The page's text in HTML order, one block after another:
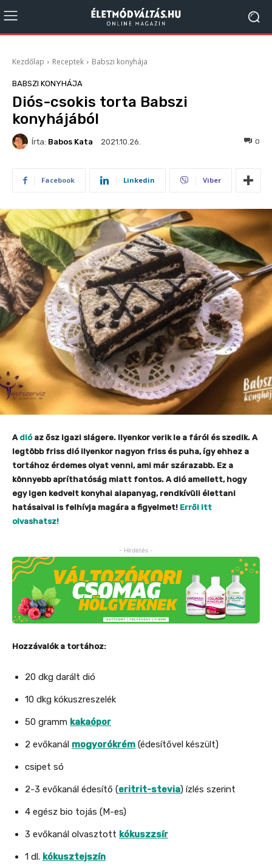
Kezdőlap Receptek Babszi konyhája
BABSZI KONYHÁJA
Diós-csokis torta Babszi
konyhájából
Írta: Babos Kata 2021.10.26. 0
Facebook Linkedin Viber
A dióaz ősz igazi slágere. Ilyenkor verik le a fáról és szedik. A
legtöbb friss dió ilyenkor nagyon friss és puha, így ehhez a
tortához érdemes olyat venni, ami már szárazabb. Ez a
könnyebb apríthatóság miatt fontos. A dió amellett, hogy
egy igen kedvelt konyhai alapanyag, rendkívüli élettani
hatásaival is felhívja magára a figyelmet! Erről itt
olvashatsz!
- Hirdetés -
Hozzávalók a tortához:
20 dkg darált dió
10 dkg kókuszreszelék
50 gramm kakaópor
2 evőkanál mogyorókrém (édesítővel készült)
csipet só
2-3 evőkanál édesítő (eritrit-stevia) ízlés szerint
4 egész bio tojás (M-es)
3 evőkanál olvasztott kókuszzsír
1 dl. kókusztejszín